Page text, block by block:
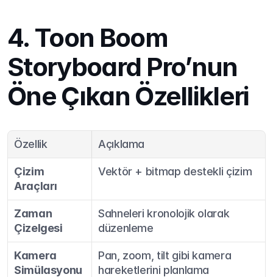
4. Toon Boom
Storyboard Pro’nun
Öne Çıkan Özellikleri
Özellik Açıklama
Çizim
Araçları
Vektör + bitmap destekli çizim
Zaman
Çizelgesi
Sahneleri kronolojik olarak
düzenleme
Kamera
Simülasyonu
Pan, zoom, tilt gibi kamera
hareketlerini planlama